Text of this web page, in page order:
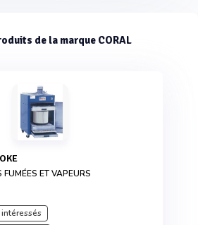
de la marque CORAL
ET VAPEURS